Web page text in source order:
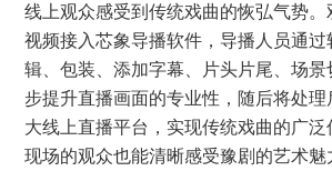
线上观众感受到传统戏曲的恢弘气势
视频接入芯象导播软件，导播人员通
辑、包装、添加字幕、片头片尾、场
步提升直播画面的专业性，随后将处
大线上直播平台，实现传统戏曲的广
现场的观众也能清晰感受豫剧的艺术魅